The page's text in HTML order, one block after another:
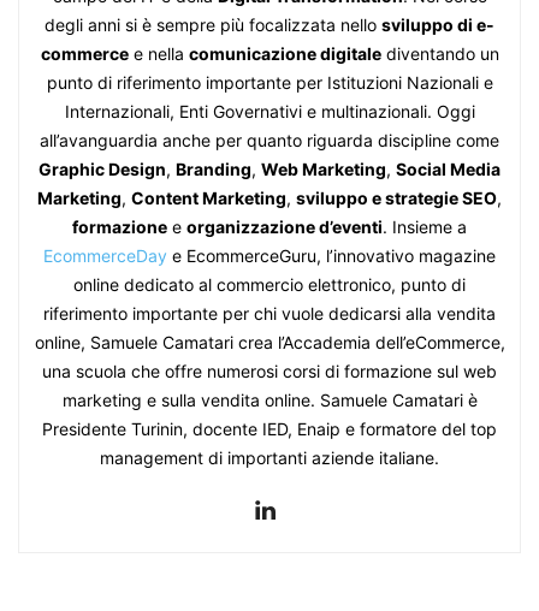
degli anni si è sempre più focalizzata nello sviluppo di e-
commercee nella comunicazione digitalediventando un
punto di riferimento importante per Istituzioni Nazionali e
Internazionali, Enti Governativi e multinazionali. Oggi
all’avanguardia anche per quanto riguarda discipline come
Graphic Design, Branding, Web Marketing, Social Media
Marketing, Content Marketing, sviluppo e strategie SEO,
formazione e organizzazione d’eventi. Insieme a
EcommerceDay e EcommerceGuru, l’innovativo magazine
online dedicato al commercio elettronico, punto di
riferimento importante per chi vuole dedicarsi alla vendita
online, Samuele Camatari crea l’Accademia dell’eCommerce,
una scuola che offre numerosi corsi di formazione sul web
marketing e sulla vendita online. Samuele Camatari è
Presidente Turinin, docente IED, Enaip e formatore del top
management di importanti aziende italiane.